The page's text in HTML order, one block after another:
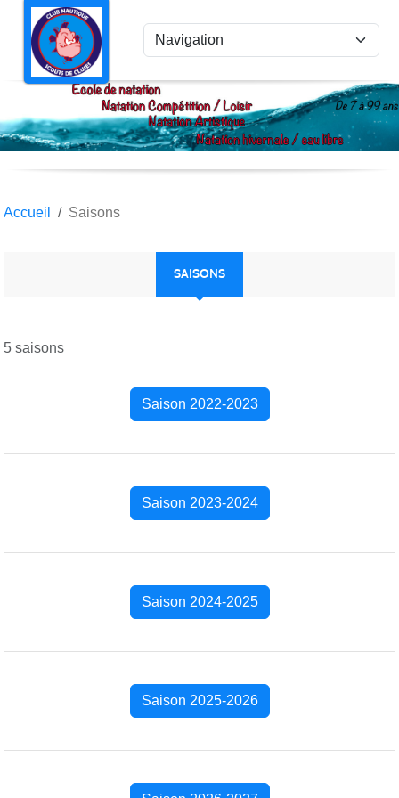
Accueil Saisons
SAISONS
5 saisons
Saison 2022-2023
Saison 2023-2024
Saison 2024-2025
Saison 2025-2026
Panneau de gestion des cookies